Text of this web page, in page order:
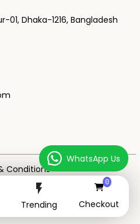
flash_on
Trending
0
Checkout
01, Dhaka-1216, Bangladesh
Conditions
Policy
Policy
by SSBS BD SHOP
WhatsApp Us